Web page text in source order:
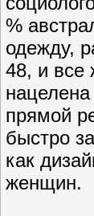
%
одежду,
48, и все
прямой
быстро
как
женщин.